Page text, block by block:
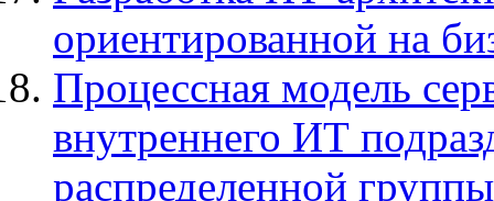
ориентированной на
Процессная модель
внутреннего ИТ
распределенной